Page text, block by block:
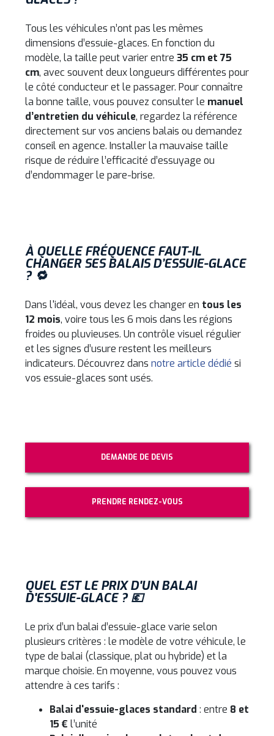
Tous les véhicules n’ont pas les mêmes
dimensions d’essuie-glaces. En fonction du
modèle, la taille peut varier entre 35 cm et 75
cm, avec souvent deux longueurs différentes pour
le côté conducteur et le passager. Pour connaître
la bonne taille, vous pouvez consulter le manuel
d’entretien du véhicule, regardez la référence
directement sur vos anciens balais ou demandez
conseil en agence. Installer la mauvaise taille
risque de réduire l’efficacité d’essuyage ou
d’endommager le pare-brise.
À QUELLE FRÉQUENCE FAUT-IL
CHANGER SES BALAIS D’ESSUIE-GLACE
? 🔁
Dans l'idéal, vous devez les changer en tous les
12 mois, voire tous les 6 mois dans les régions
froides ou pluvieuses. Un contrôle visuel régulier
et les signes d’usure restent les meilleurs
indicateurs. Découvrez dans notre article dédié si
vos essuie-glaces sont usés.
DEMANDE DE DEVIS
PRENDRE RENDEZ-VOUS
QUEL EST LE PRIX D'UN BALAI
D'ESSUIE-GLACE ? 💶
Le prix d’un balai d’essuie-glace varie selon
plusieurs critères : le modèle de votre véhicule, le
type de balai (classique, plat ou hybride) et la
marque choisie. En moyenne, vous pouvez vous
attendre à ces tarifs :
Balai d'essuie-glaces standard : entre 8 et
15 € l’unité